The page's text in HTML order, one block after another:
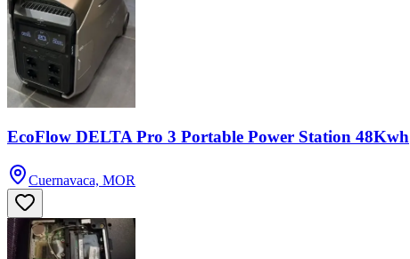
EcoFlow DELTA Pro 3 Portable Power Station 48Kwh
Cuernavaca, MOR